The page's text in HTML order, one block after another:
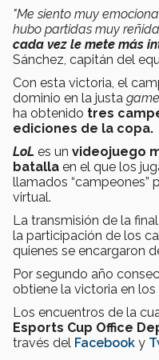
"Me siento muy
hubo partidas muy
cada vez le mete más
Sánchez, capitán del
Con esta victoria, el
dominio en la justa
ha obtenido tres
ediciones de la copa.
LoL es un videojuego
batalla en el que los
llamados “campeones”
virtual.
La transmisión de la
la participación de los
quienes se encargaron
Por segundo año
obtiene la victoria en
Los encuentros de la
Esports Cup Office
través del Facebook y